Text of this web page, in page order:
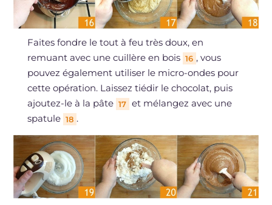
Faites fondre le tout à feu très doux, en
remuant avec une cuillère en bois 16 , vous
pouvez également utiliser le micro-ondes pour
cette opération. Laissez tiédir le chocolat, puis
ajoutez-le à la pâte 17 et mélangez avec une
spatule 18 .